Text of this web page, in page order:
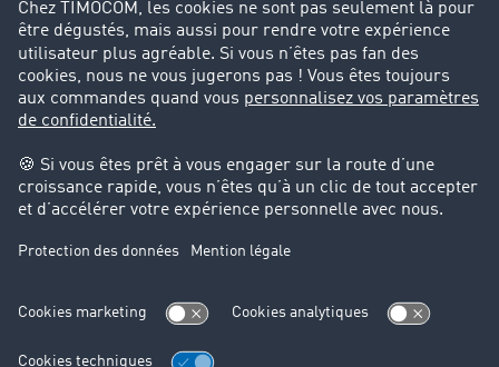
Cadre légal
Mentions légales
Protection des données
Cookie-Einstellungen
Support